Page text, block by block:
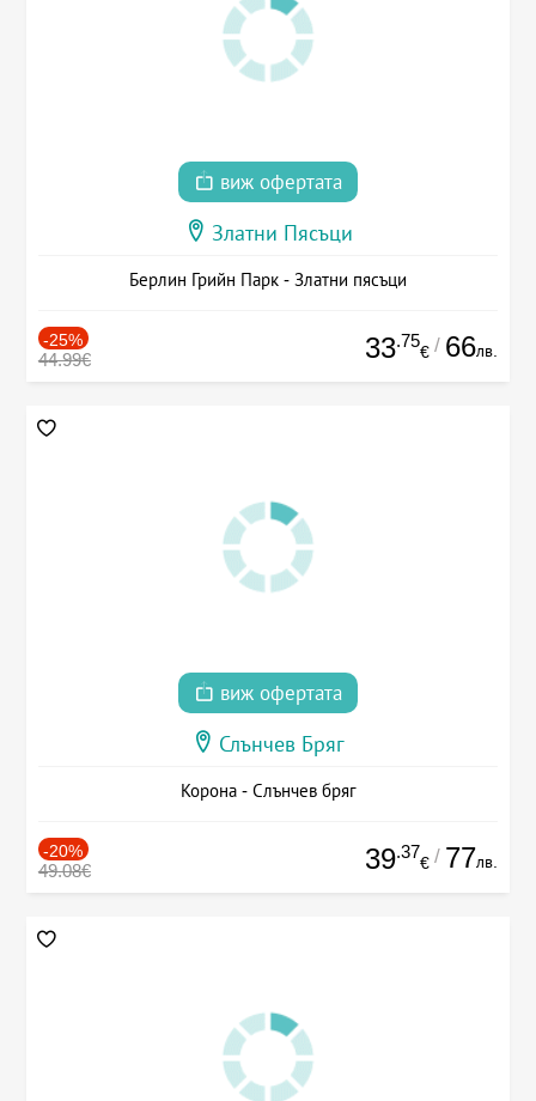
виж офертата
Златни Пясъци
Берлин Грийн Парк - Златни пясъци
-25%
44.99€ 33.75
€ / 66лв.
виж офертата
Слънчев Бряг
Корона - Слънчев бряг
-20%
49.08€ 39.37
€ / 77лв.